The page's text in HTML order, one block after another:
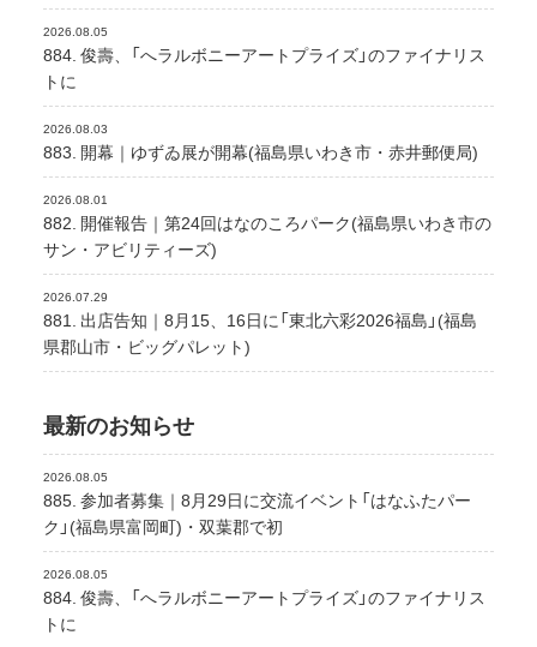
2026.08.05
884. 俊壽、「へラルボニーアートプライズ」のファイナリス
トに
2026.08.03
883. 開幕｜ゆずゐ展が開幕(福島県いわき市・赤井郵便局)
2026.08.01
882. 開催報告｜第24回はなのころパーク(福島県いわき市の
サン・アビリティーズ)
2026.07.29
881. 出店告知｜8月15、16日に「東北六彩2026福島」(福島
県郡山市・ビッグパレット)
最新のお知らせ
2026.08.05
885. 参加者募集｜8月29日に交流イベント「はなふたパー
ク」(福島県富岡町)・双葉郡で初
2026.08.05
884. 俊壽、「へラルボニーアートプライズ」のファイナリス
トに